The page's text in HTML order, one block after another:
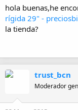
hola buenas,he
rígida 29" -
la tienda?
trust_bcn
Moderador